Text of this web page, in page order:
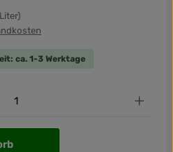
ca. 1-3 Werktage
den gewünschten Wert